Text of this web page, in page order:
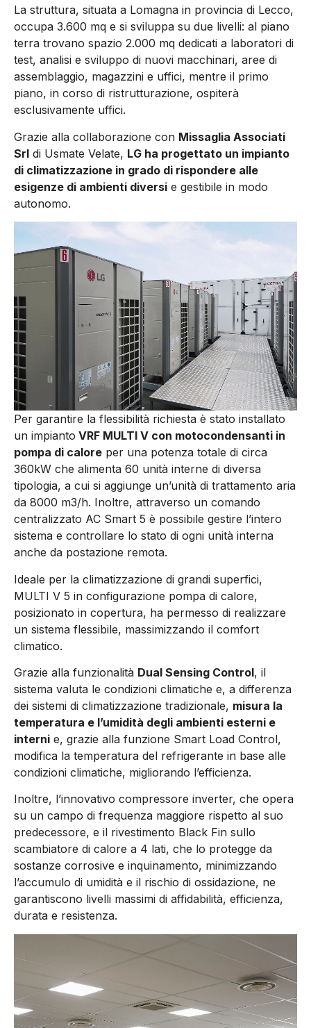
La struttura, situata a Lomagna in provincia di Lecco,
occupa 3.600 mq e si sviluppa su due livelli: al piano
terra trovano spazio 2.000 mq dedicati a laboratori di
test, analisi e sviluppo di nuovi macchinari, aree di
assemblaggio, magazzini e uffici, mentre il primo
piano, in corso di ristrutturazione, ospiterà
esclusivamente uffici.
Grazie alla collaborazione con Missaglia Associati
Srl di Usmate Velate, LG ha progettato un impianto
di climatizzazione in grado di rispondere alle
esigenze di ambienti diversi e gestibile in modo
autonomo.
Per garantire la flessibilità richiesta è stato installato
un impianto VRF MULTI V con motocondensanti in
pompa di calore per una potenza totale di circa
360kW che alimenta 60 unità interne di diversa
tipologia, a cui si aggiunge un’unità di trattamento aria
da 8000 m3/h. Inoltre, attraverso un comando
centralizzato AC Smart 5 è possibile gestire l’intero
sistema e controllare lo stato di ogni unità interna
anche da postazione remota.
Ideale per la climatizzazione di grandi superfici,
MULTI V 5 in configurazione pompa di calore,
posizionato in copertura, ha permesso di realizzare
un sistema flessibile, massimizzando il comfort
climatico.
Grazie alla funzionalità Dual Sensing Control, il
sistema valuta le condizioni climatiche e, a differenza
dei sistemi di climatizzazione tradizionale, misura la
temperatura e l’umidità degli ambienti esterni e
interni e, grazie alla funzione Smart Load Control,
modifica la temperatura del refrigerante in base alle
condizioni climatiche, migliorando l’efficienza.
Inoltre, l’innovativo compressore inverter, che opera
su un campo di frequenza maggiore rispetto al suo
predecessore, e il rivestimento Black Fin sullo
scambiatore di calore a 4 lati, che lo protegge da
sostanze corrosive e inquinamento, minimizzando
l’accumulo di umidità e il rischio di ossidazione, ne
garantiscono livelli massimi di affidabilità, efficienza,
durata e resistenza.